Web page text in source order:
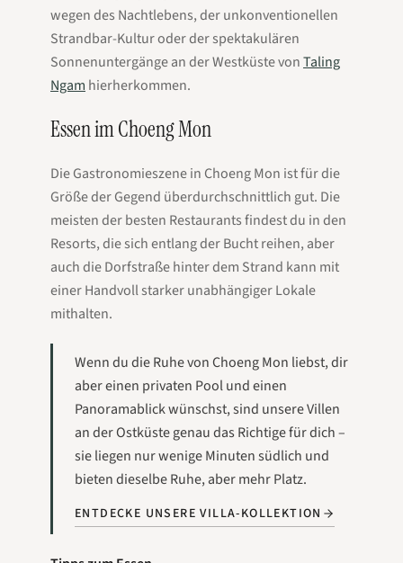
wegen des Nachtlebens, der unkonventionellen
Strandbar-Kultur oder der spektakulären
Sonnenuntergänge an der Westküste vonTaling
Ngam hierherkommen.
Essen im Choeng Mon
Die Gastronomieszene in Choeng Mon ist für die
Größe der Gegend überdurchschnittlich gut. Die
meisten der besten Restaurants findest du in den
Resorts, die sich entlang der Bucht reihen, aber
auch die Dorfstraße hinter dem Strand kann mit
einer Handvoll starker unabhängiger Lokale
mithalten.
Wenn du die Ruhe von Choeng Mon liebst, dir
aber einen privaten Pool und einen
Panoramablick wünschst, sind unsere Villen
an der Ostküste genau das Richtige für dich –
sie liegen nur wenige Minuten südlich und
bieten dieselbe Ruhe, aber mehr Platz.
ENTDECKE UNSERE VILLA-KOLLEKTION